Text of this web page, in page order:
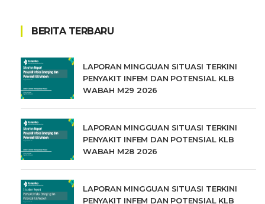
BERITA TERBARU
LAPORAN MINGGUAN SITUASI TERKINI
PENYAKIT INFEM DAN POTENSIAL KLB
WABAH M29 2026
LAPORAN MINGGUAN SITUASI TERKINI
PENYAKIT INFEM DAN POTENSIAL KLB
WABAH M28 2026
LAPORAN MINGGUAN SITUASI TERKINI
PENYAKIT INFEM DAN POTENSIAL KLB